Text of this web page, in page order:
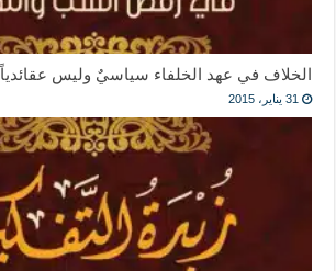
الخلاف في عهد الخلفاء سياسيٌ وليس عقائدياً
31 يناير، 2015